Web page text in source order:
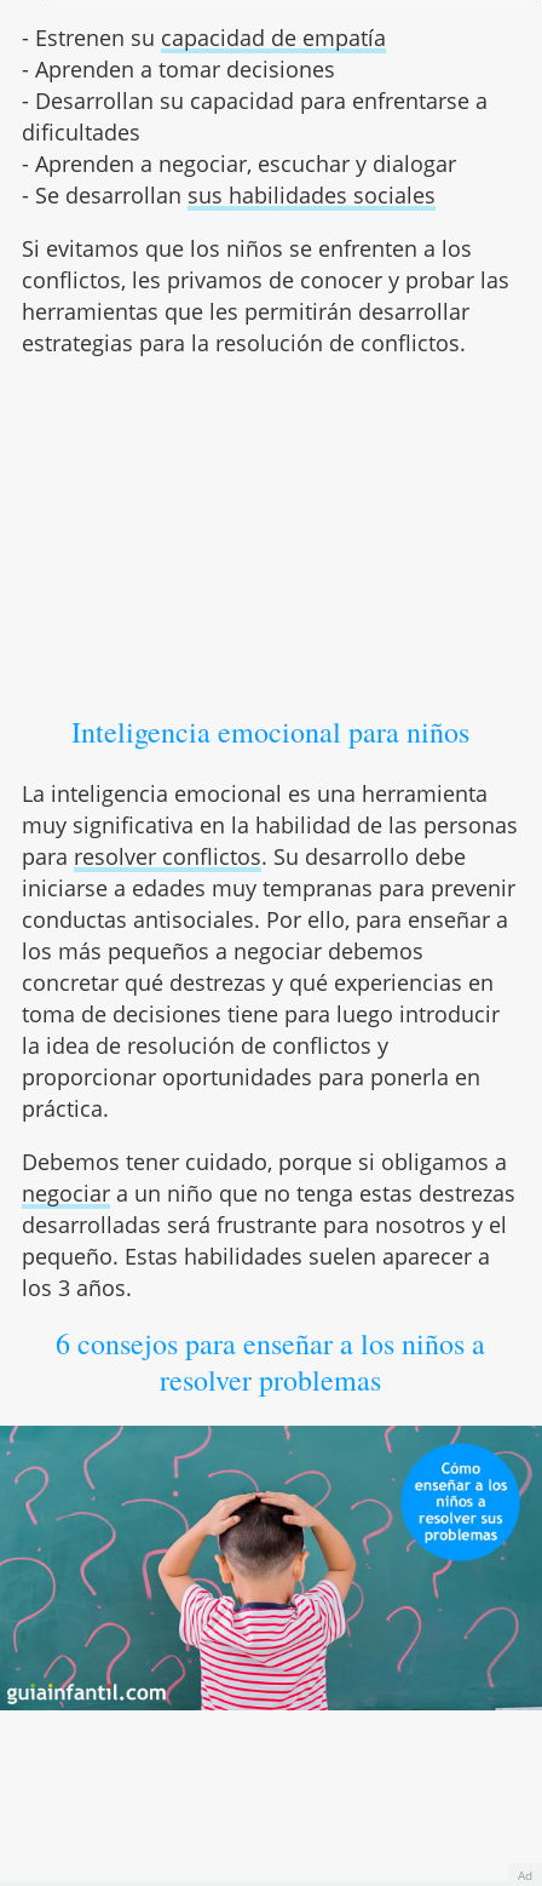
- Estrenen su capacidad de empatía
- Aprenden a tomar decisiones
- Desarrollan su capacidad para enfrentarse a
dificultades
- Aprenden a negociar, escuchar y dialogar
- Se desarrollan sus habilidades sociales
Si evitamos que los niños se enfrenten a los
conflictos, les privamos de conocer y probar las
herramientas que les permitirán desarrollar
estrategias para la resolución de conflictos.
Inteligencia emocional para niños
La inteligencia emocional es una herramienta
muy significativa en la habilidad de las personas
para resolver conflictos. Su desarrollo debe
iniciarse a edades muy tempranas para prevenir
conductas antisociales. Por ello, para enseñar a
los más pequeños a negociar debemos
concretar qué destrezas y qué experiencias en
toma de decisiones tiene para luego introducir
la idea de resolución de conflictos y
proporcionar oportunidades para ponerla en
práctica.
Debemos tener cuidado, porque si obligamos a
negociara un niño que no tenga estas destrezas
desarrolladas será frustrante para nosotros y el
pequeño. Estas habilidades suelen aparecer a
los 3 años.
6 consejos para enseñar a los niños a
resolver problemas
Ad